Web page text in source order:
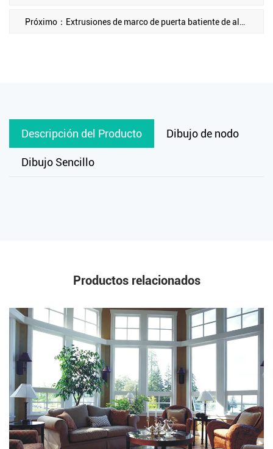
Próximo：Extrusiones de marco de puerta batiente de aluminio de 63M
Descripción del Producto Dibujo de nodo
Dibujo Sencillo
Productos relacionados